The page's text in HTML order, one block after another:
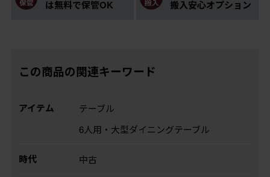
は無料で保管OK
搬入安心オプション
この商品の関連キーワード
アイテム
テーブル
6人用・大型ダイニングテーブル
時代 中古